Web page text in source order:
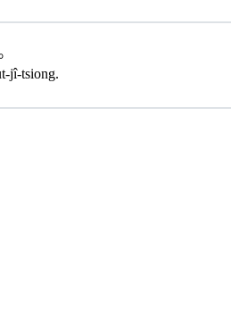
jî-tsiong.
放